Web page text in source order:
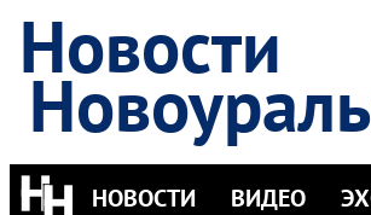
Новости
НОВОСТИ ВИДЕО